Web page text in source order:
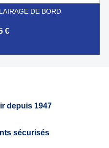
DE BORD
€
depuis 1947
sécurisés